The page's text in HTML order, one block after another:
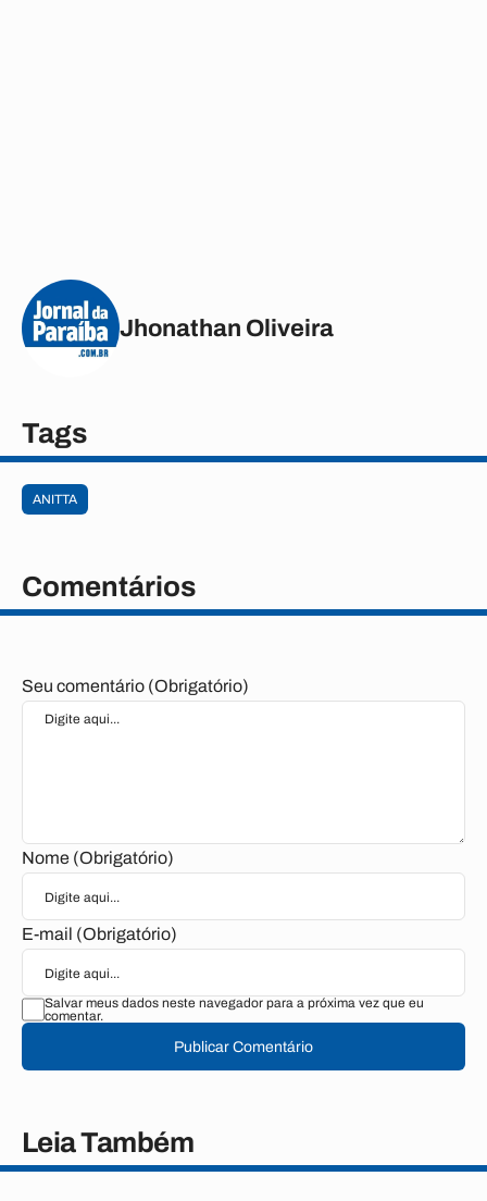
Jhonathan Oliveira
Tags
ANITTA
Comentários
Seu comentário (Obrigatório)
Nome (Obrigatório)
E-mail (Obrigatório)
Salvar meus dados neste navegador para a próxima vez que eu
comentar.
Publicar Comentário
Leia Também